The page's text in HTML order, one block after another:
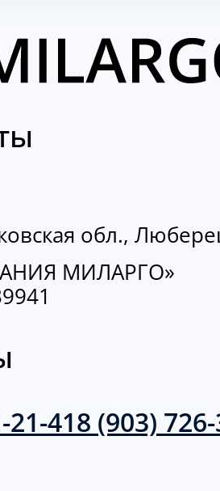
обл.,
МИЛАРГО»
21-418 (903)